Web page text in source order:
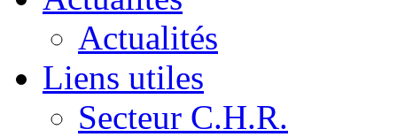
Actualités
Liens utiles
Secteur C.H.R.